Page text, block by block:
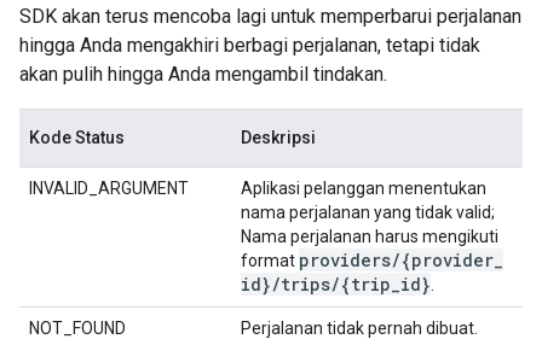
SDK akan terus mencoba lagi untuk memperbarui perjalanan
hingga Anda mengakhiri berbagi perjalanan, tetapi tidak
akan pulih hingga Anda mengambil tindakan.
Kode Status Deskripsi
INVALID_ARGUMENT
Aplikasi pelanggan menentukan
nama perjalanan yang tidak valid;
Nama perjalanan harus mengikuti
format providers/{provider
id}/trips/{trip id}
NOT_FOUND Perjalanan tidak pernah dibuat.